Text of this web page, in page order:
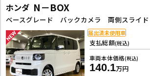
ホンダ N－BOX
支払総額(税込)
車両本体価格(税込)
140.1万円
届出済未使用車